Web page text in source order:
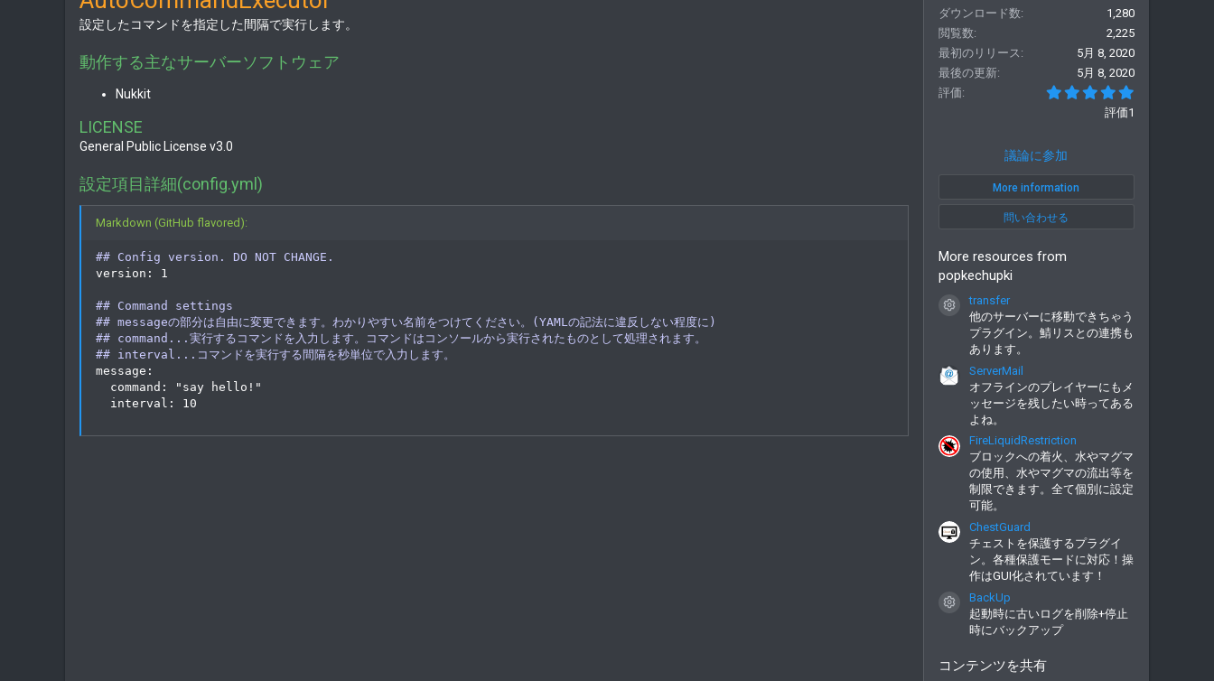
t
e
設定したコマンドを指定した間隔で実行します。
動作する主なサーバーソフトウェア
Nukkit
LICENSE
General Public License v3.0
設定項目詳細(config.yml)
Markdown (GitHub flavored):
## Config version. DO NOT CHANGE.
version: 1
## Command settings
## messageの部分は自由に変更できます。わかりやすい名前をつけてください。(YAMLの記法に違反しない程度に)
## command...実行するコマンドを入力します。コマンドはコンソールから実行されたものとして処理されます。
## interval...コマンドを実行する間隔を秒単位で入力します。
message:
  command: "say hello!"
  interval: 10
ダウンロード数
1,280
閲覧数
2,225
最初のリリース
5月 8, 2020
最後の更新
5月 8, 2020
評価
評価1
議論に参加
More information
問い合わせる
More resources from
popkechupki
コンテンツアイコン
transfer
他のサーバーに移動できちゃう
プラグイン。鯖リスとの連携も
あります。
ServerMail
オフラインのプレイヤーにもメ
ッセージを残したい時ってある
よね。
FireLiquidRestriction
ブロックへの着火、水やマグマ
の使用、水やマグマの流出等を
制限できます。全て個別に設定
可能。
ChestGuard
チェストを保護するプラグイ
ン。各種保護モードに対応！操
作はGUI化されています！
コンテンツアイコン
BackUp
起動時に古いログを削除+停止
時にバックアップ
コンテンツを共有